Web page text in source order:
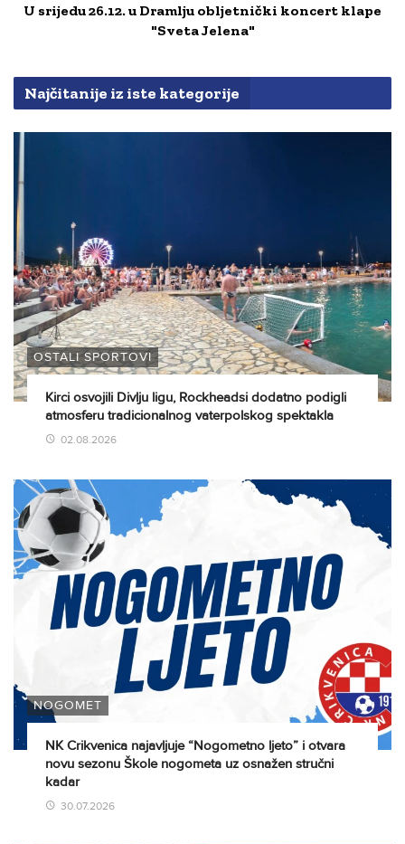
U srijedu 26.12. u Dramlju obljetnički koncert klape
"Sveta Jelena"
Najčitanije iz iste kategorije
OSTALI SPORTOVI
Kirci osvojili Divlju ligu, Rockheadsi dodatno podigli
atmosferu tradicionalnog vaterpolskog spektakla
02.08.2026
NOGOMET
NK Crikvenica najavljuje “Nogometno ljeto” i otvara
novu sezonu Škole nogometa uz osnažen stručni
kadar
30.07.2026